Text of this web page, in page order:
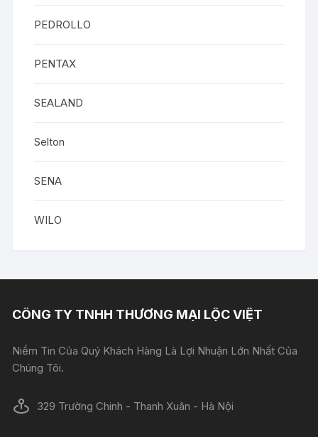
PEDROLLO
PENTAX
SEALAND
Selton
SENA
WILO
CÔNG TY TNHH THƯƠNG MẠI LỘC VIỆT
Niềm Tin Của Quý Khách Hàng Là Lợi Nhuận Lớn Nhất Của
Chúng Tôi.
329 Trường Chinh - Thanh Xuân - Hà Nội